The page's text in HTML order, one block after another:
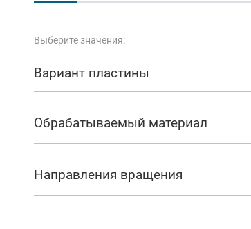
Выберите значения:
Вариант пластины
Обрабатываемый материал
Направления вращения